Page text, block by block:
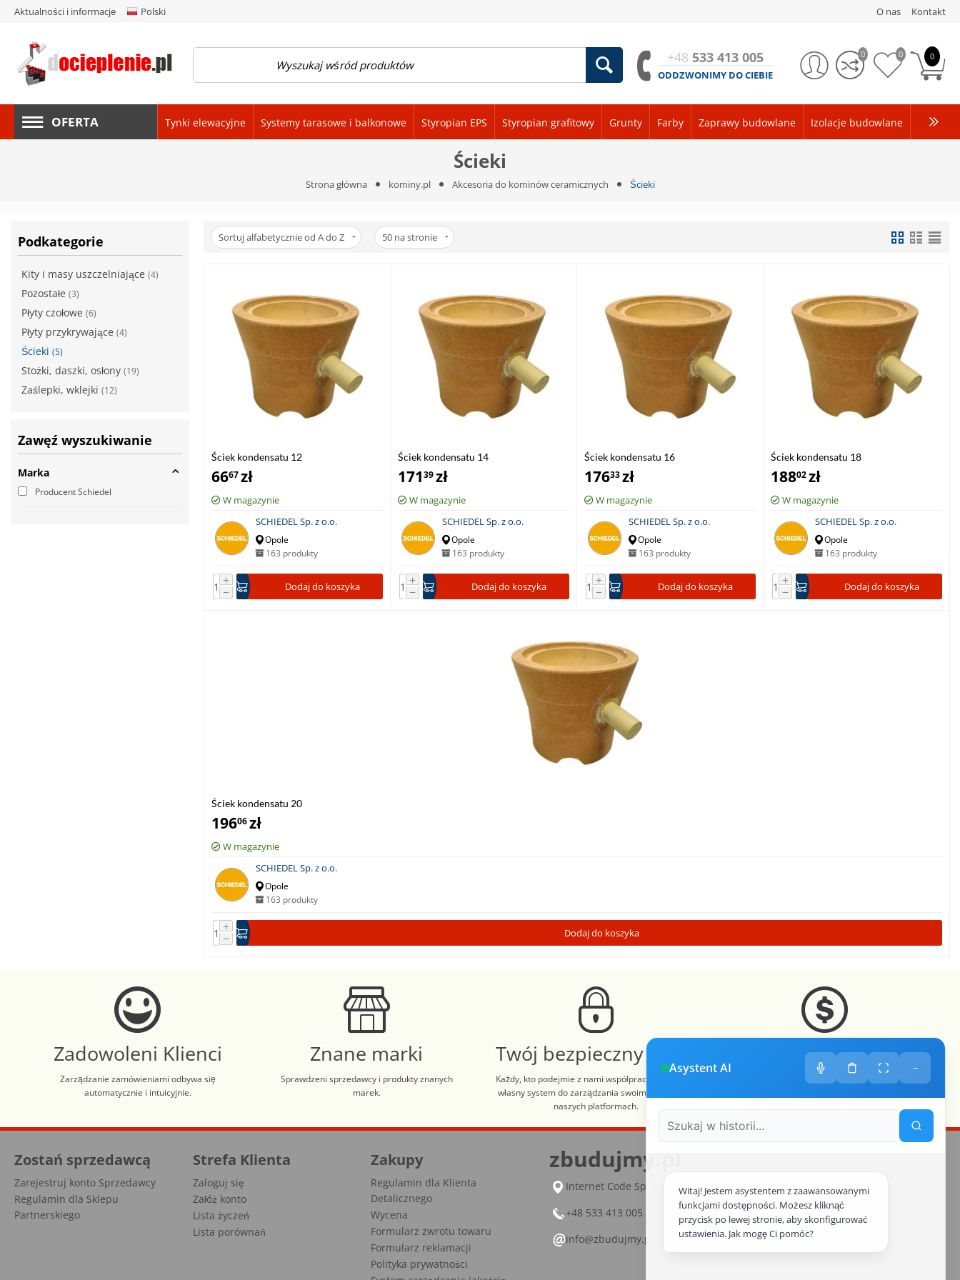
Aktualności i informacje Polski O nas Kontakt
+48 533 413 005
ODDZWONIMY DO CIEBIE
0
0 0
OFERTA Tynki elewacyjne Systemy tarasowe i balkonowe Styropian EPS Styropian grafitowy Grunty Farby Zaprawy budowlane Izolacje budowlane
Ścieki
Strona główna kominy.pl Akcesoria do kominów ceramicznych Ścieki
Podkategorie
Kity i masy uszczelniające (4)
Pozostałe (3)
Płyty czołowe (6)
Płyty przykrywające (4)
Ścieki (5)
Stożki, daszki, osłony (19)
Zaślepki, wklejki (12)
menu
Zawęź wyszukiwanie
Marka
Producent Schiedel
Sortuj alfabetycznie od A do Z 50 na stronie
Ściek kondensatu 12
6667zł
W magazynie
SCHIEDEL Sp. z o.o.
Opole
163 produkty
+
− Dodaj do koszyka
Ściek kondensatu 14
17139zł
W magazynie
SCHIEDEL Sp. z o.o.
Opole
163 produkty
+
− Dodaj do koszyka
Ściek kondensatu 16
17633zł
W magazynie
SCHIEDEL Sp. z o.o.
Opole
163 produkty
+
− Dodaj do koszyka
Ściek kondensatu 18
18802zł
W magazynie
SCHIEDEL Sp. z o.o.
Opole
163 produkty
+
− Dodaj do koszyka
Ściek kondensatu 20
19606zł
W magazynie
SCHIEDEL Sp. z o.o.
Opole
163 produkty
+
− Dodaj do koszyka
Zadowoleni Klienci
Zarządzanie zamówieniami odbywa się
automatycznie i intuicyjnie.
Znane marki
Sprawdzeni sprzedawcy i produkty znanych
marek.
Twój bezpieczny sklep
Każdy, kto podejmie z nami współpracę, otrzymuje
własny system do zarządzania swoim sklepem na
naszych platformach.
Zróżnicowane towary
Prezentacja towarów jest dopasowana do
Aplikacja załadowana z zaawansowanymi funkcjami dostępności. Naciśnij Alt+H aby zobaczyć skróty klawiaturowe.
Asystent AI −
Witaj! Jestem asystentem z zaawansowanymi
funkcjami dostępności. Możesz kliknąć
przycisk po lewej stronie, aby skonfigurować
ustawienia. Jak mogę Ci pomóc?
Zostań sprzedawcą
Zarejestruj konto Sprzedawcy
Regulamin dla Sklepu
Partnerskiego
Strefa Klienta
Zaloguj się
Załóż konto
Lista życzeń
Lista porównań
Zakupy
Regulamin dla Klienta
Detalicznego
Wycena
Formularz zwrotu towaru
Formularz reklamacji
Polityka prywatności
zbudujmy.pl
Internet Code Sp. z o.o., ul. św. Rocha 4a, 35-330 Rzeszów, Polska
+48 533 413 005
info@zbudujmy.pl